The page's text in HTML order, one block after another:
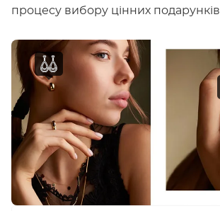
процесу вибору цінних подарунків.